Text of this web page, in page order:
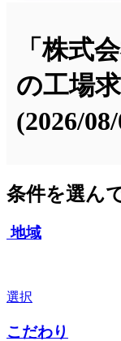
「株式
の工場
(2026/
条件を選ん
地域
選択
こだわり